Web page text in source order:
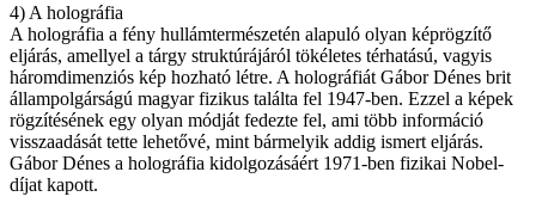
4) A holográfia
A holográfia a fény hullámtermészetén alapuló olyan képrögzítő
eljárás, amellyel a tárgy struktúrájáról tökéletes térhatású, vagyis
háromdimenziós kép hozható létre. A holográfiát Gábor Dénes brit
állampolgárságú magyar fizikus találta fel 1947-ben. Ezzel a képek
rögzítésének egy olyan módját fedezte fel, ami több információ
visszaadását tette lehetővé, mint bármelyik addig ismert eljárás.
Gábor Dénes a holográfia kidolgozásáért 1971-ben fizikai Nobel-
díjat kapott.